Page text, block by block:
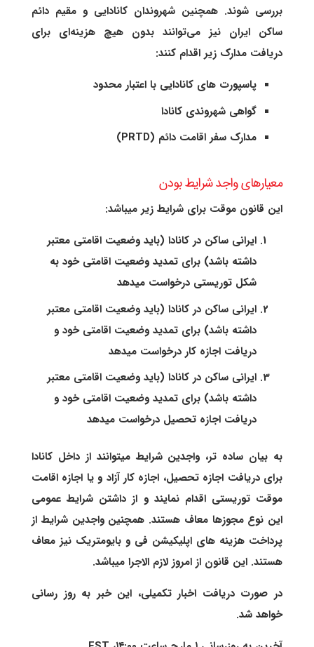
بررسی شوند. همچنین شهروندان کانادایی و مقیم دائم
ساکن ایران نیز می‌توانند بدون هیچ هزینه‌ای برای
دریافت مدارک زیر اقدام کنند:
پاسپورت های کانادایی با اعتبار محدود
گواهی شهروندی کانادا
مدارک سفر اقامت دائم (PRTD)
معیارهای واجد شرایط بودن
این قانون موقت برای شرایط زیر میباشد:
ایرانی ساکن در کانادا (باید وضعیت اقامتی معتبر
داشته باشد) برای تمدید وضعیت اقامتی خود به
شکل توریستی درخواست میدهد
ایرانی ساکن در کانادا (باید وضعیت اقامتی معتبر
داشته باشد) برای تمدید وضعیت اقامتی خود و
دریافت اجازه کار درخواست میدهد
ایرانی ساکن در کانادا (باید وضعیت اقامتی معتبر
داشته باشد) برای تمدید وضعیت اقامتی خود و
دریافت اجازه تحصیل درخواست میدهد
به بیان ساده تر، واجدین شرایط میتوانند از داخل کانادا
برای دریافت اجازه تحصیل، اجازه کار آزاد و یا اجازه اقامت
موقت توریستی اقدام نمایند و از داشتن شرایط عمومی
این نوع مجوزها معاف هستند. همچنین واجدین شرایط از
پرداخت هزینه های اپلیکیشن فی و بایومتریک نیز معاف
هستند. این قانون از امروز لازم الاجرا میباشد.
در صورت دریافت اخبار تکمیلی، این خبر به روز رسانی
خواهد شد.